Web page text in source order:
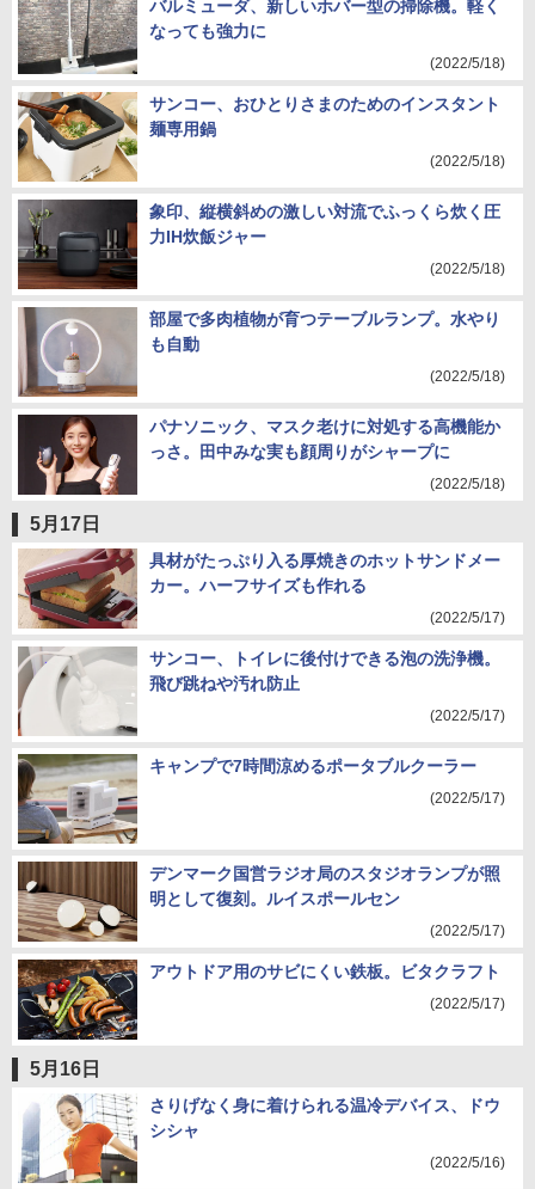
バルミューダ、新しいホバー型の掃除機。軽く
なっても強力に
(2022/5/18)
サンコー、おひとりさまのためのインスタント
麺専用鍋
(2022/5/18)
象印、縦横斜めの激しい対流でふっくら炊く圧
力IH炊飯ジャー
(2022/5/18)
部屋で多肉植物が育つテーブルランプ。水やり
も自動
(2022/5/18)
パナソニック、マスク老けに対処する高機能か
っさ。田中みな実も顔周りがシャープに
(2022/5/18)
5月17日
具材がたっぷり入る厚焼きのホットサンドメー
カー。ハーフサイズも作れる
(2022/5/17)
サンコー、トイレに後付けできる泡の洗浄機。
飛び跳ねや汚れ防止
(2022/5/17)
キャンプで7時間涼めるポータブルクーラー
(2022/5/17)
デンマーク国営ラジオ局のスタジオランプが照
明として復刻。ルイスポールセン
(2022/5/17)
アウトドア用のサビにくい鉄板。ビタクラフト
(2022/5/17)
5月16日
さりげなく身に着けられる温冷デバイス、ドウ
シシャ
(2022/5/16)